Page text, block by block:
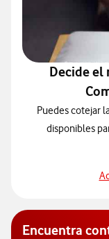
Decide el
Puedes cotejar
disponibles
Encuentra